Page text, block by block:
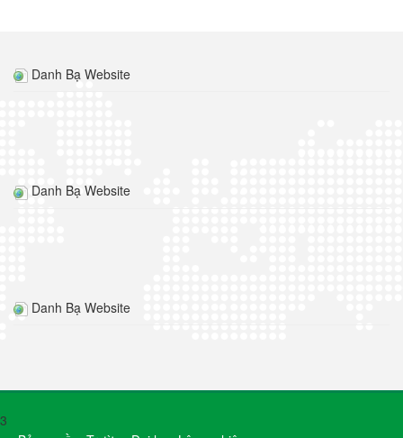
Danh Bạ Website
Danh Bạ Website
Danh Bạ Website
3